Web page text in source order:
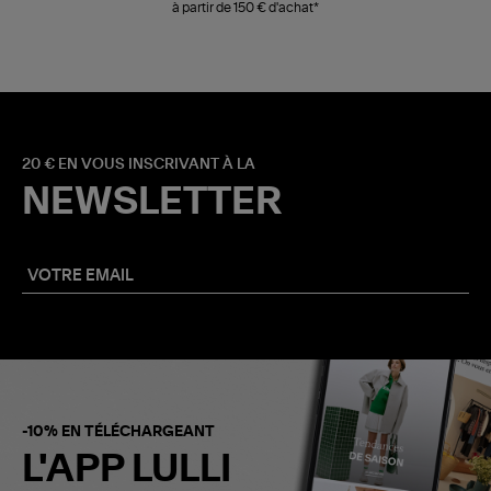
à partir de 150 € d'achat*
20 € EN VOUS INSCRIVANT À LA
NEWSLETTER
-10% EN TÉLÉCHARGEANT
L'APP LULLI